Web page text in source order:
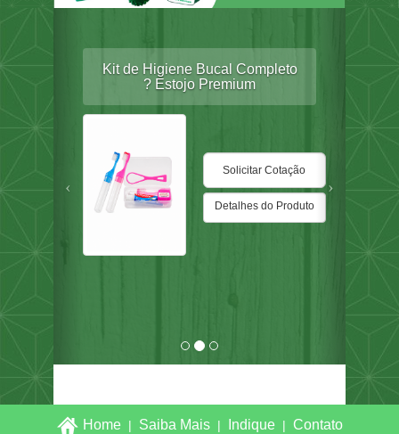
Kit de Higiene Bucal Completo
? Estojo Premium
Detalhes do Produto
Home | Saiba Mais | Indique | Contato